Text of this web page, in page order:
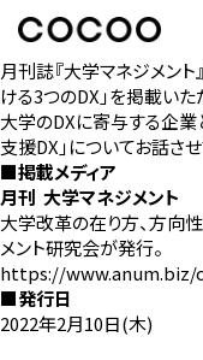
月刊誌『大学マネジメン
ける3つのDX」を掲載いた
大学のDXに寄与する企業
支援DX」についてお話さ
■掲載メディア
月刊 大学マネジメント
大学改革の在り方、方向
メント研究会が発行。
https://
■発行日
2022年2月10日(木)